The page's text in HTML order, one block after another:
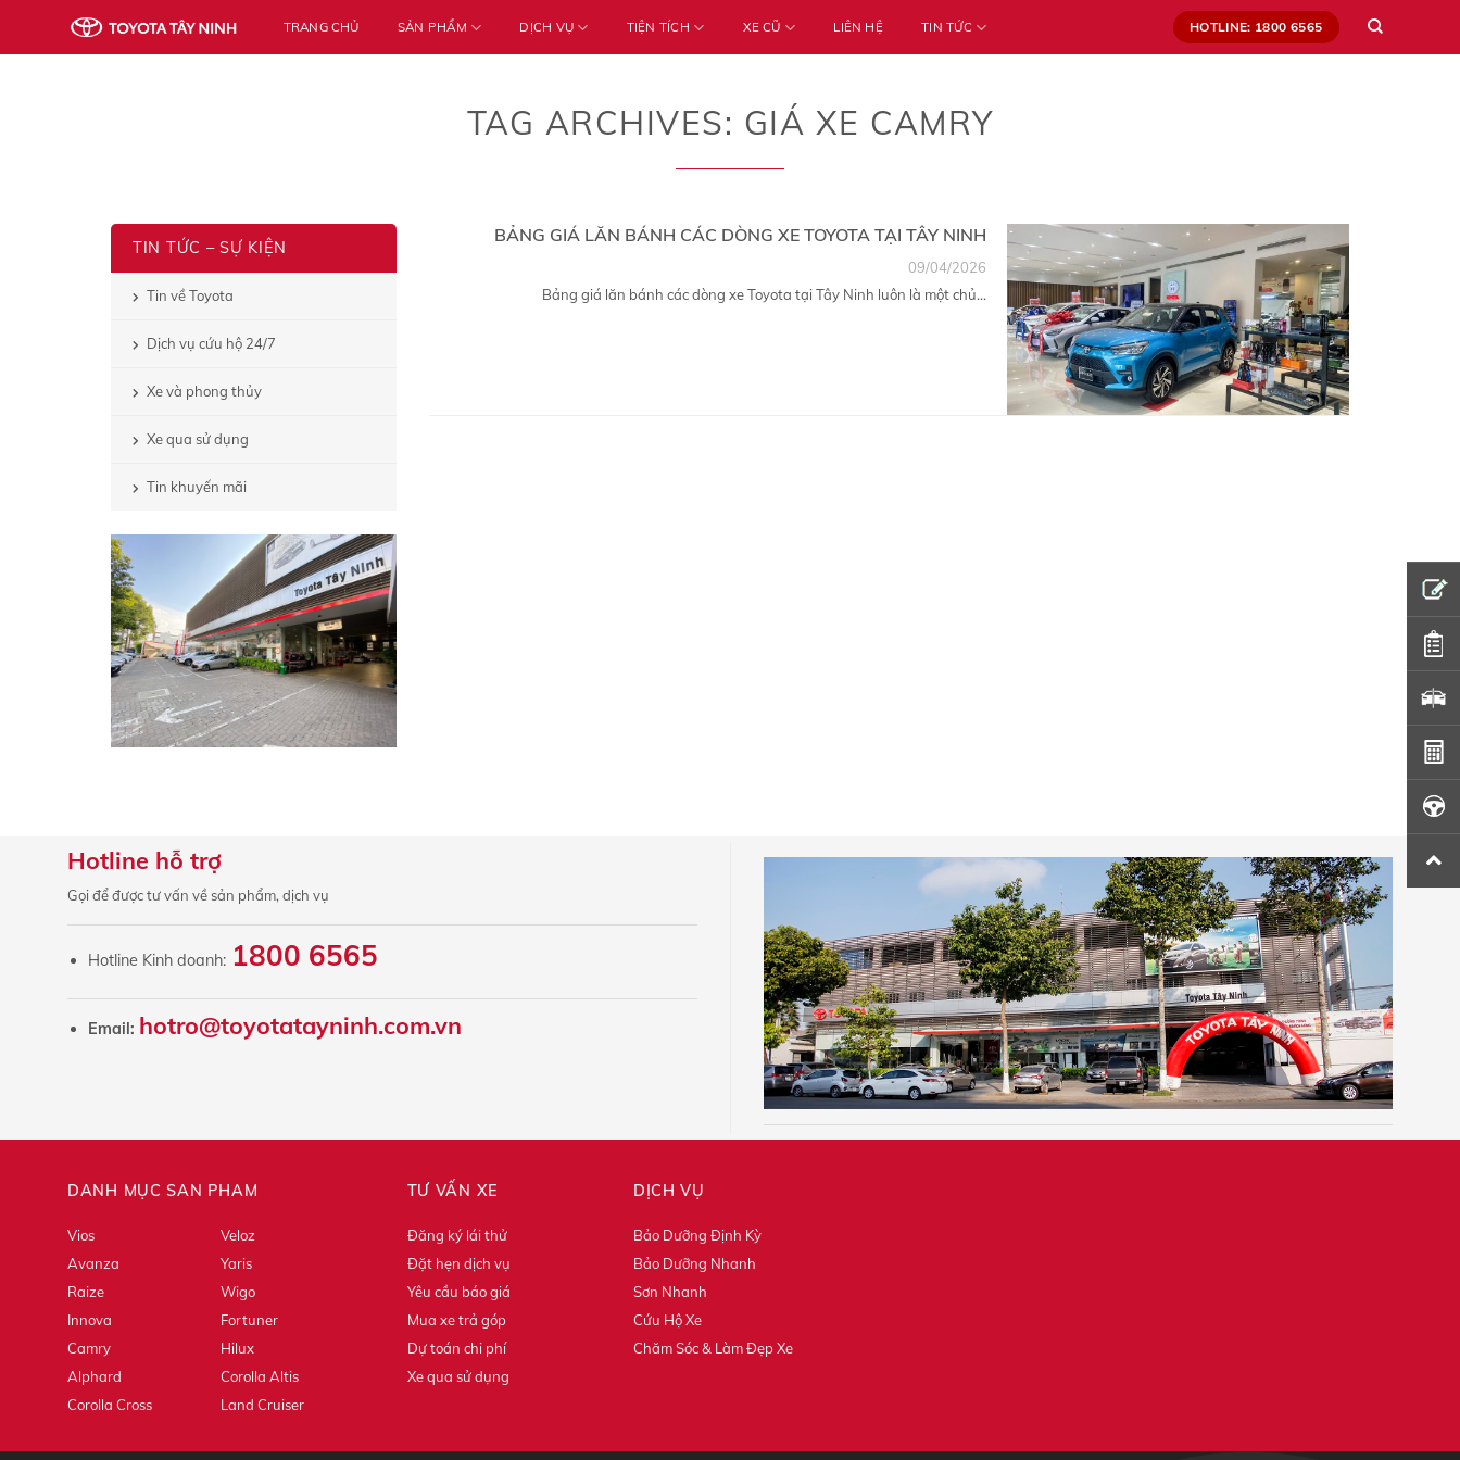
Tôi đã đọc và đồng ý với các quy định và chính sách
về bảo mật thông tin của Toyota. Tôi đồng ý gửi thông tin
của mình đến Toyota. Toyota sẽ giữ, sử dụng và đảm bảo
bảo mật thông tin của tôi theo quy định pháp luật.
TRANG CHỦ SẢN PHẨM DỊCH VỤ TIỆN TÍCH XE CŨ LIÊN HỆ TIN TỨC HOTLINE: 1800 6565
TAG ARCHIVES: GIÁ XE CAMRY
TIN TỨC – SỰ KIỆN
Tin về Toyota
Dịch vụ cứu hộ 24/7
Xe và phong thủy
Xe qua sử dụng
Tin khuyến mãi
BẢNG GIÁ LĂN BÁNH CÁC DÒNG XE TOYOTA TẠI TÂY NINH
Bảng giá lăn bánh các dòng xe Toyota tại Tây Ninh luôn là một chủ...
09/04/2026
Hotline hỗ trợ
Gọi để được tư vấn về sản phẩm, dịch vụ
Hotline Kinh doanh: 1800 6565
Email: hotro@toyotatayninh.com.vn
DANH MỤC SẢN PHẨM
Vios
Veloz
Avanza
Yaris
Raize
Wigo
Innova
Fortuner
Camry
Hilux
Alphard
Corolla Altis
Corolla Cross
Land Cruiser
TƯ VẤN XE
Đăng ký lái thử
Đặt hẹn dịch vụ
Yêu cầu báo giá
Mua xe trả góp
Dự toán chi phí
Xe qua sử dụng
DỊCH VỤ
Bảo Dưỡng Định Kỳ
Bảo Dưỡng Nhanh
Sơn Nhanh
Cứu Hộ Xe
Chăm Sóc & Làm Đẹp Xe